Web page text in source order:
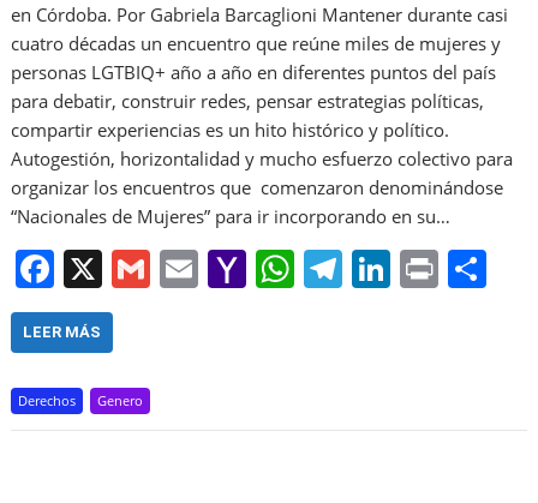
en Córdoba. Por Gabriela Barcaglioni Mantener durante casi
cuatro décadas un encuentro que reúne miles de mujeres y
personas LGTBIQ+ año a año en diferentes puntos del país
para debatir, construir redes, pensar estrategias políticas,
compartir experiencias es un hito histórico y político.
Autogestión, horizontalidad y mucho esfuerzo colectivo para
organizar los encuentros que comenzaron denominándose
“Nacionales de Mujeres” para ir incorporando en su…
F
a
c
e
b
X G E Y
o
W
A
T
a
Li
dI
Pr
LEER MÁS
Derechos Genero